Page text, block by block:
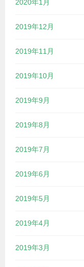
2020年1月
2019年12月
2019年11月
2019年10月
2019年9月
2019年8月
2019年7月
2019年6月
2019年5月
2019年4月
2019年3月